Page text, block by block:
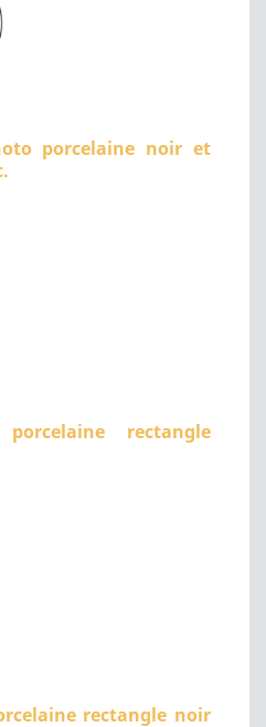
porcelaine noir et
rectangle
rectangle noir